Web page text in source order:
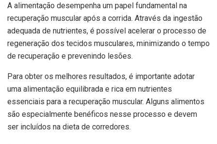
A alimentação desempenha um papel fundamental na
recuperação muscular após a corrida. Através da ingestão
adequada de nutrientes, é possível acelerar o processo de
regeneração dos tecidos musculares, minimizando o tempo
de recuperação e prevenindo lesões.
Para obter os melhores resultados, é importante adotar
uma alimentação equilibrada e rica em nutrientes
essenciais para a recuperação muscular. Alguns alimentos
são especialmente benéficos nesse processo e devem
ser incluídos na dieta de corredores.